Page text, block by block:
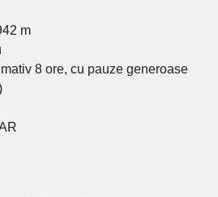
m
8 ore, cu pauze generoase